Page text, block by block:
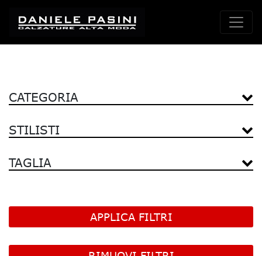
CATEGORIA
STILISTI
TAGLIA